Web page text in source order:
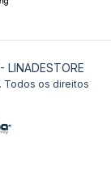
- LINADESTORE
Todos os direitos